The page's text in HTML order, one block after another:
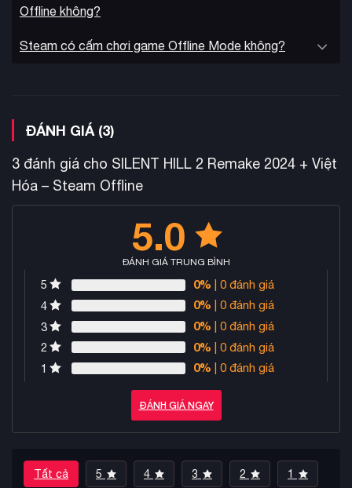
Offline không?
Steam có cấm chơi game Offline Mode không?
ĐÁNH GIÁ (3)
3 đánh giá cho SILENT HILL 2 Remake 2024 + Việt
Hóa – Steam Offline
5.0
ĐÁNH GIÁ TRUNG BÌNH
5 0% | 0 đánh giá
4
0% | 0 đánh giá
3
0% | 0 đánh giá
2
0% | 0 đánh giá
1
0% | 0 đánh giá
ĐÁNH GIÁ NGAY
Tất cả 5 4 3 2 1